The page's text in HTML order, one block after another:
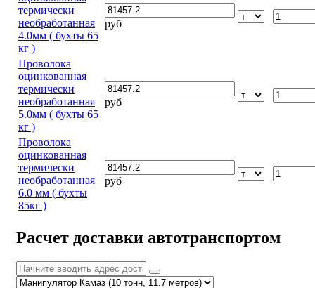
термически
необработанная
4.0мм ( бухты 65
кг )
руб
Проволока
оцинкованная
термически
необработанная
5.0мм ( бухты 65
кг )
руб
Проволока
оцинкованная
термически
необработанная
6.0 мм ( бухты
85кг )
руб
Расчет доставки автотранспортом